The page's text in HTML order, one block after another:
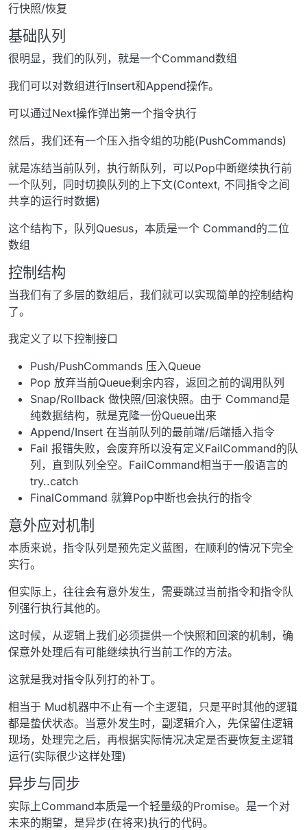
行快照/恢复
基础队列
很明显，我们的队列，就是一个Command数组
我们可以对数组进行Insert和Append操作。
可以通过Next操作弹出第一个指令执行
然后，我们还有一个压入指令组的功能(PushCommands)
就是冻结当前队列，执行新队列，可以Pop中断继续执行前
一个队列，同时切换队列的上下文(Context, 不同指令之间
共享的运行时数据)
这个结构下，队列Quesus，本质是一个 Command的二位
数组
控制结构
当我们有了多层的数组后，我们就可以实现简单的控制结构
了。
我定义了以下控制接口
Push/PushCommands 压入Queue
Pop 放弃当前Queue剩余内容，返回之前的调用队列
Snap/Rollback 做快照/回滚快照。由于 Command是
纯数据结构，就是克隆一份Queue出来
Append/Insert 在当前队列的最前端/后端插入指令
Fail 报错失败，会废弃所以没有定义FailCommand的队
列，直到队列全空。FailCommand相当于一般语言的
try..catch
FinalCommand 就算Pop中断也会执行的指令
意外应对机制
本质来说，指令队列是预先定义蓝图，在顺利的情况下完全
实行。
但实际上，往往会有意外发生，需要跳过当前指令和指令队
列强行执行其他的。
这时候，从逻辑上我们必须提供一个快照和回滚的机制，确
保意外处理后有可能继续执行当前工作的方法。
这就是我对指令队列打的补丁。
相当于 Mud机器中不止有一个主逻辑，只是平时其他的逻辑
都是蛰伏状态。当意外发生时，副逻辑介入，先保留住逻辑
现场，处理完之后，再根据实际情况决定是否要恢复主逻辑
运行(实际很少这样处理)
异步与同步
实际上Command本质是一个轻量级的Promise。是一个对
未来的期望，是异步(在将来)执行的代码。